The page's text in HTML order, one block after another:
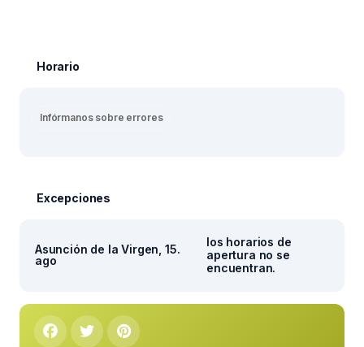
Horario
Infórmanos sobre errores
Excepciones
Asunción de la Virgen, 15.
ago
los horarios de
apertura no se
encuentran.